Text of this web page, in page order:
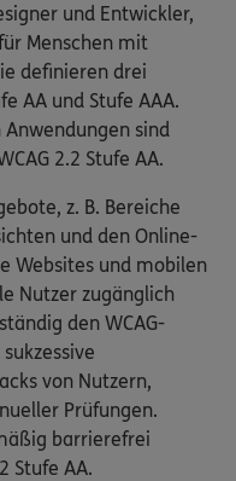
und Entwickler,
Menschen mit
definieren drei
AA und Stufe AAA.
Anwendungen sind
2.2 Stufe AA.
z. B. Bereiche
und den Online-
Websites und mobilen
Nutzer zugänglich
den WCAG-
von Nutzern,
Prüfungen.
barrierefrei
Stufe AA.